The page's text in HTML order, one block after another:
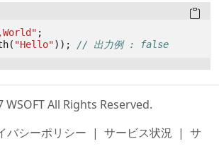
;
( "Hello")); // 出力例 : false
All Rights Reserved.
バシーポリシー | サービス状況 | サ